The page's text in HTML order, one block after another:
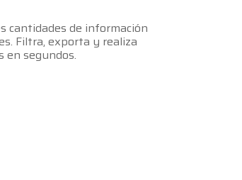
cantidades de información
Filtra, exporta y realiza
en segundos.